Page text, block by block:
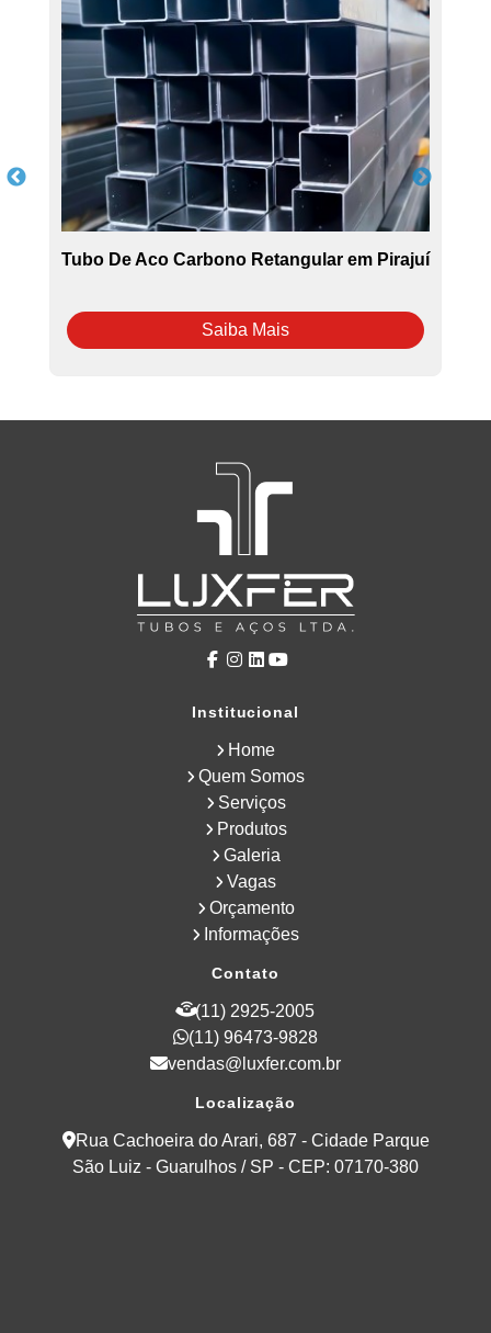
Tubo De Aco Carbono Retangular em Pirajuí
Saiba Mais
Institucional
Home
Quem Somos
Serviços
Produtos
Galeria
Vagas
Orçamento
Informações
Contato
(11) 2925-2005
(11) 96473-9828
vendas@luxfer.com.br
Localização
Rua Cachoeira do Arari, 687 - Cidade Parque
São Luiz - Guarulhos / SP - CEP: 07170-380